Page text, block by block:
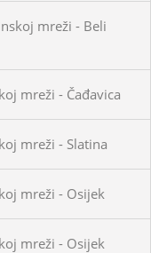
mreži - Beli
mreži - Čađavica
mreži - Slatina
mreži - Osijek
mreži - Osijek